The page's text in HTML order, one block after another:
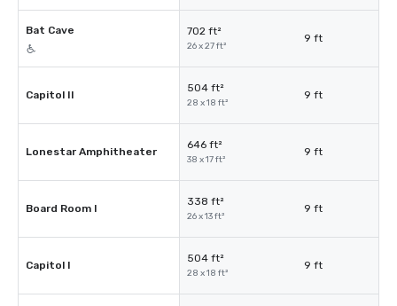
Bat Cave 702 ft²
26 x 27 ft²
9 ft
Capitol II
504 ft²
28 x 18 ft²
9 ft
Lonestar Amphitheater
646 ft²
38 x 17 ft²
9 ft
Board Room I
338 ft²
26 x 13 ft²
9 ft
Capitol I
504 ft²
28 x 18 ft²
9 ft